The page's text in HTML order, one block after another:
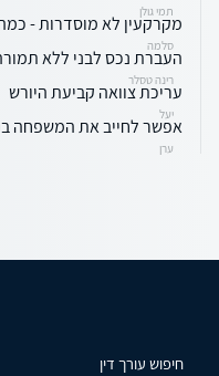
תמי גולן
מקרקעין לא מוסדרות -
סלמה
העברת נכס לבני ללא
רינה טסלר
עריכת צוואה קביעת היורש
יעל
אפשר לחייב את המשפחה
ערן
חיפוש עורך דין